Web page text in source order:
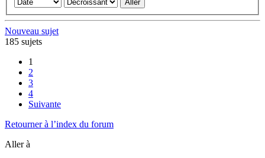
Nouveau sujet
185 sujets
1
2
3
4
Suivante
Retourner à l’index du forum
Aller à